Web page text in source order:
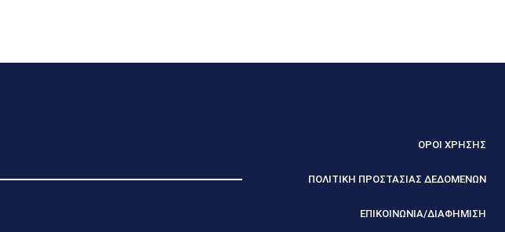
ΟΡΟΙ ΧΡΗΣΗΣ
ΠΟΛΙΤΙΚΗ ΠΡΟΣΤΑΣΙΑΣ ΔΕΔΟΜΕΝΩΝ
ΕΠΙΚΟΙΝΩΝΙΑ/ΔΙΑΦΗΜΙΣΗ